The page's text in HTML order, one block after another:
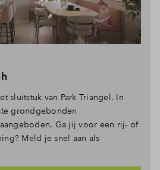
sluitstuk van Park Triangel. In
grondgebonden
Ga jij voor een rij- of
Meld je snel aan als